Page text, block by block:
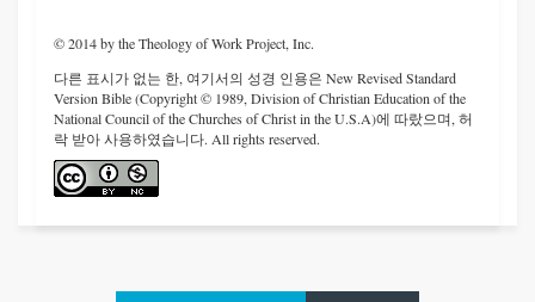
© 2014 by the Theology of Work Project, Inc.
다른 표시가 없는 한, 여기서의 성경 인용은 New Revised Standard
Version Bible (Copyright © 1989, Division of Christian Education of the
National Council of the Churches of Christ in the U.S.A)에 따랐으며, 허
락 받아 사용하였습니다. All rights reserved.